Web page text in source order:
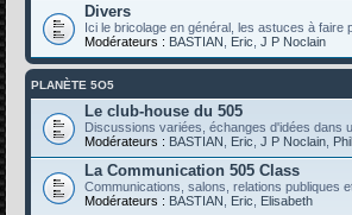
Divers
Ici le bricolage en général, les astuces à faire
Modérateurs : BASTIAN Eric J P Noclain
PLANÈTE 5O5
Le club-house du 505
Discussions variées, échanges d'idées dans
Modérateurs : BASTIAN Eric J P Noclain
La Communication 505 Class
Communications, salons, relations publiques
Modérateurs : BASTIAN Eric Elisabeth